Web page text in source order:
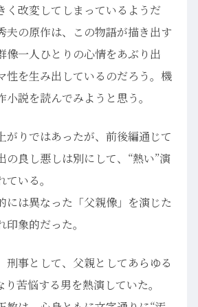
く改変してしまっているようだ
夫の原作は、この物語が描き出す
像一人ひとりの心情をあぶり出
性を生み出しているのだろう。機
説を読んでみようと思う。
がりではあったが、前後編通じて
の良し悪しは別にして、“熱い”演
いる。
には異なった「父親像」を演じた
象的だった。
刑事として、父親としてあらゆる
苦悩する男を熱演していた。